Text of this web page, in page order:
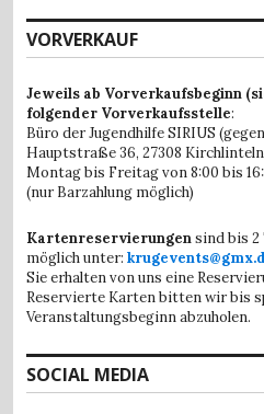
VORVERKAUF
Jeweils ab Vorverkaufsbeginn
folgender Vorverkaufsstelle:
Büro der Jugendhilfe SIRIUS
Hauptstraße 36, 27308 Kirchlinteln
Montag bis Freitag von 8:00 bis
(nur Barzahlung möglich)
Kartenreservierungensind bis 2
möglich unter:
Sie erhalten von uns eine
Reservierte Karten bitten wir bis
Veranstaltungsbeginn abzuholen.
SOCIAL MEDIA